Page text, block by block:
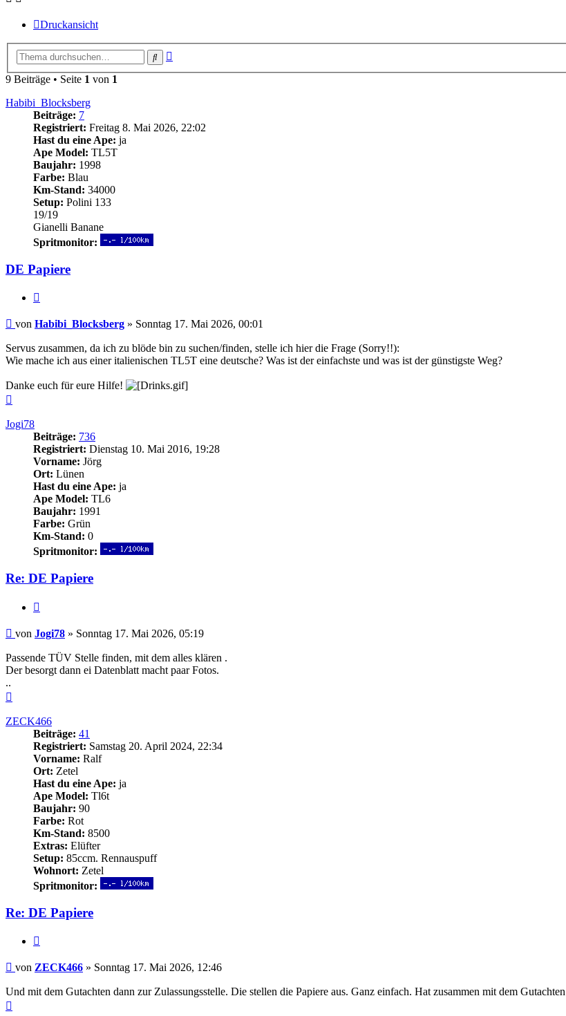
Druckansicht
Suche
9 Beiträge • Seite 1 von 1
Habibi_Blocksberg
Beiträge: 7
Registriert: Freitag 8. Mai 2026, 22:02
Hast du eine Ape: ja
Ape Model: TL5T
Baujahr: 1998
Farbe: Blau
Km-Stand: 34000
Setup: Polini 133
19/19
Gianelli Banane
Spritmonitor:
DE Papiere
Beitrag
von Habibi_Blocksberg » Sonntag 17. Mai 2026, 00:01
Servus zusammen, da ich zu blöde bin zu suchen/finden, stelle ich hier die Frage (Sorry!!):
Wie mache ich aus einer italienischen TL5T eine deutsche? Was ist der einfachste und was ist der günstigste Weg?
Danke euch für eure Hilfe!
Jogi78
Beiträge: 736
Registriert: Dienstag 10. Mai 2016, 19:28
Vorname: Jörg
Ort: Lünen
Hast du eine Ape: ja
Ape Model: TL6
Baujahr: 1991
Farbe: Grün
Km-Stand: 0
Spritmonitor:
Re: DE Papiere
Beitrag
von Jogi78 » Sonntag 17. Mai 2026, 05:19
Passende TÜV Stelle finden, mit dem alles klären .
Der besorgt dann ei Datenblatt macht paar Fotos.
..
ZECK466
Beiträge: 41
Registriert: Samstag 20. April 2024, 22:34
Vorname: Ralf
Ort: Zetel
Hast du eine Ape: ja
Ape Model: Tl6t
Baujahr: 90
Farbe: Rot
Km-Stand: 8500
Extras: Elüfter
Setup: 85ccm. Rennauspuff
Wohnort: Zetel
Spritmonitor:
Re: DE Papiere
Beitrag
von ZECK466 » Sonntag 17. Mai 2026, 12:46
Und mit dem Gutachten dann zur Zulassungsstelle. Die stellen die Papiere aus. Ganz einfach. Hat zusammen mit dem